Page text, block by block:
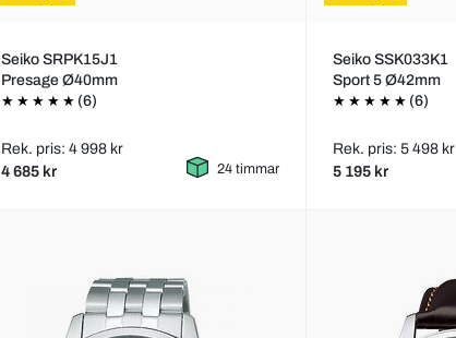
Seiko SRPK15J1
Presage Ø40mm
(6)
Rek. pris: 4 998 kr
4 685 kr 24 timmar
Seiko SSK033K1
Sport 5 Ø42mm
(6)
Rek. pris: 5 498 kr
5 195 kr